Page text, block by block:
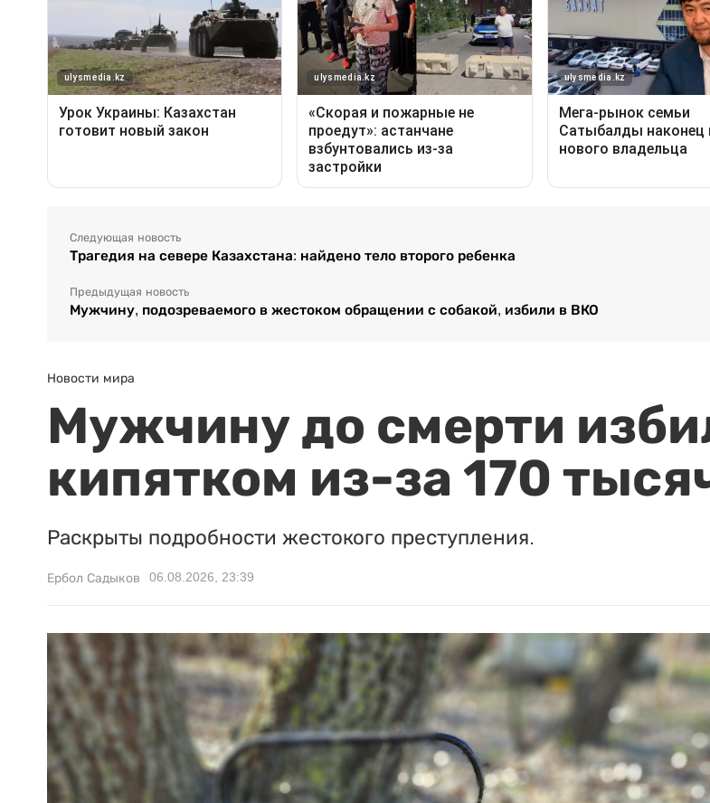
Следующая новость
Трагедия на севере Казахстана: найдено тело второго ребенка
Предыдущая новость
Мужчину, подозреваемого в жестоком обращении с собакой, избили в ВКО
Новости мира
Мужчину до смерти
кипятком из-за 170
Раскрыты подробности жестокого преступления.
Ербол Садыков 06.08.2026, 23:39